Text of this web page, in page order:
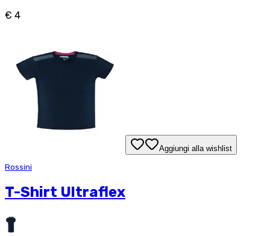
€ 4
Aggiungi alla wishlist
Rossini
T-Shirt Ultraflex